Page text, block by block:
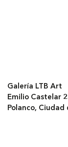
Galería LTB Art
Emilio Castelar
Polanco, Ciudad